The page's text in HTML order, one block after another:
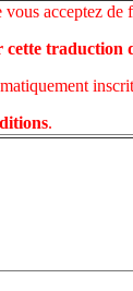
acceptez de
cette
.